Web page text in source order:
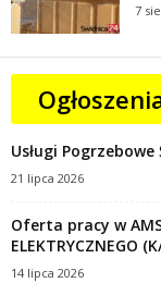
7
Usługi Pogrzebowe
21 lipca 2026
Oferta pracy w
ELEKTRYCZNEGO
14 lipca 2026